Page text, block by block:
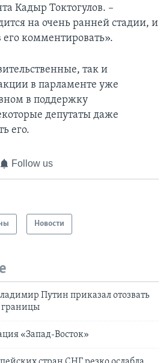
Кадыр Токтогулов. –
на очень ранней стадии, и
его комментировать».
так и
в парламенте уже
в поддержку
депутаты даже
его.
Follow us
Новости
Путин приказал отозвать
границы
«Запад-Восток»